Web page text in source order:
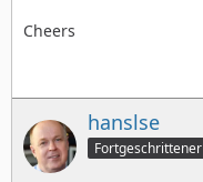
Cheers
hanslse
Fortgeschrittener